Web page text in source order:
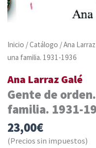
Inicio /Catálogo /Ana
una familia. 1931-1936
Ana Larraz Galé
Gente de
familia. 1931-
23,00€
(Precios sin impuestos)